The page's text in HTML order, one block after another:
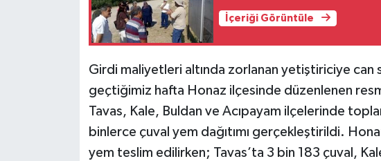
İçeriği Görüntüle
Girdi maliyetleri altında zorlanan yetiştiriciye can
geçtiğimiz hafta Honaz ilçesinde düzenlenen
Tavas, Kale, Buldan ve Acıpayam ilçelerinde
binlerce çuval yem dağıtımı gerçekleştirildi.
yem teslim edilirken; Tavas’ta 3 bin 183 çuval,